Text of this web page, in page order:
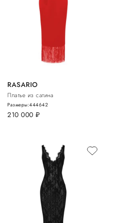
RASARIO
Платье из сатина
210 000 руб.
Размеры:444642